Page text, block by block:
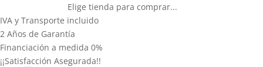
Elige tienda para comprar...
IVA y Transporte incluido
2 Años de Garantía
Financiación a medida 0%
¡¡Satisfacción Asegurada!!